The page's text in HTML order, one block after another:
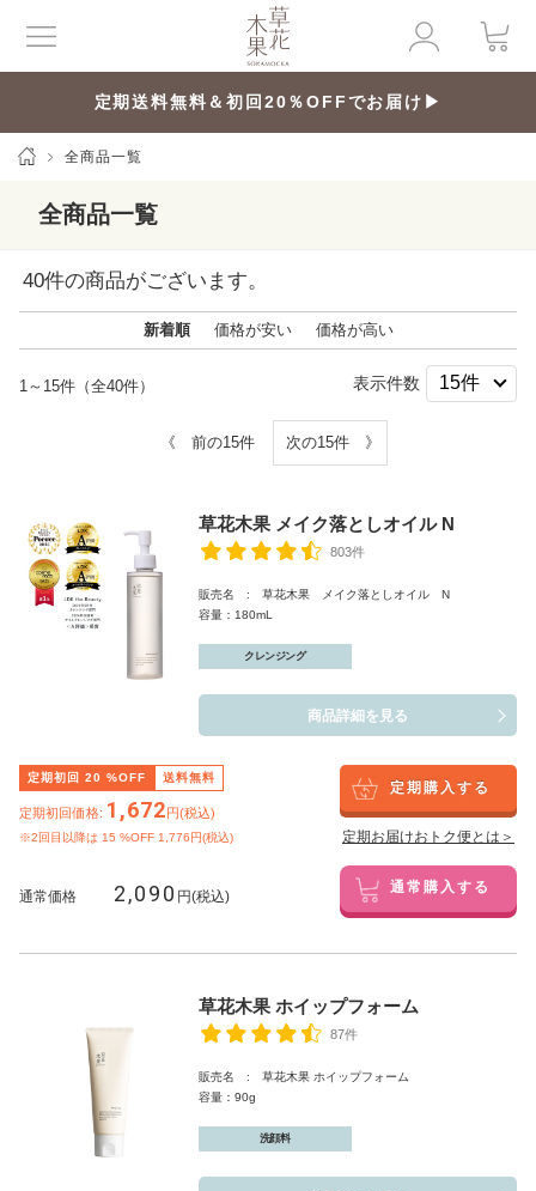
定期送料無料＆初回20％OFFでお届け▶
全商品一覧
全商品一覧
40件の商品がございます。
新着順 価格が安い 価格が高い
1～15件（全40件） 表示件数
《 前の15件 次の15件 》
草花木果 メイク落としオイル N
803件
販売名 : 草花木果 メイク落としオイル N
容量：180mL
クレンジング
商品詳細を見る
定期初回 20 %OFF 送料無料
定期初回価格: 1,672円(税込)
※2回目以降は 15 %OFF 1,776円(税込)
定期購入する
定期お届けおトク便とは＞
通常価格 2,090 円(税込) 通常購入する
草花木果 ホイップフォーム
87件
販売名 : 草花木果 ホイップフォーム
容量：90g
洗顔料